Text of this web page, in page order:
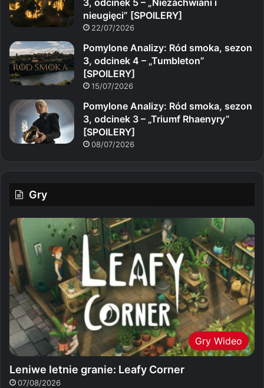
nieugięci” [SPOILERY]
22/07/2026
Pomylone Analizy: Ród smoka, sezon
3, odcinek 4 – „Tumbleton”
[SPOILERY]
15/07/2026
Pomylone Analizy: Ród smoka, sezon
3, odcinek 3 – „Triumf Rhaenyry”
[SPOILERY]
08/07/2026
Gry
Gry Wideo
Leniwe letnie granie: Leafy Corner
07/08/2026